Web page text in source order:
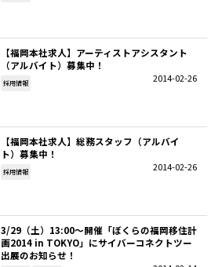
【福岡本社求人】アーティストアシスタント
（アルバイト）募集中！
2014-02-26
採用情報
【福岡本社求人】総務スタッフ（アルバイ
ト）募集中！
2014-02-26
採用情報
3/29（土）13:00～開催「ぼくらの福岡移住計
画2014 in TOKYO」にサイバーコネクトツー
出展のお知らせ！